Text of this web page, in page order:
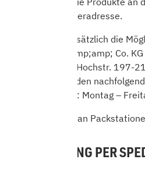
angegebene Lieferadresse.
Sie haben grundsätzlich die
HARK GmbH &amp;amp; Co.
Kachelofenbau, Hochstr. 197-
Deutschland zu den
Geschäftszeiten: Montag –
Wir liefern nicht an
6.2 LIEFERUNG PER